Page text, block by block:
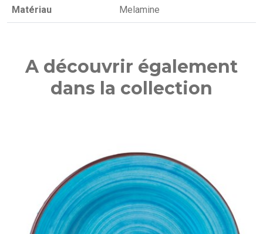
Matériau Melamine
A découvrir également
dans la collection